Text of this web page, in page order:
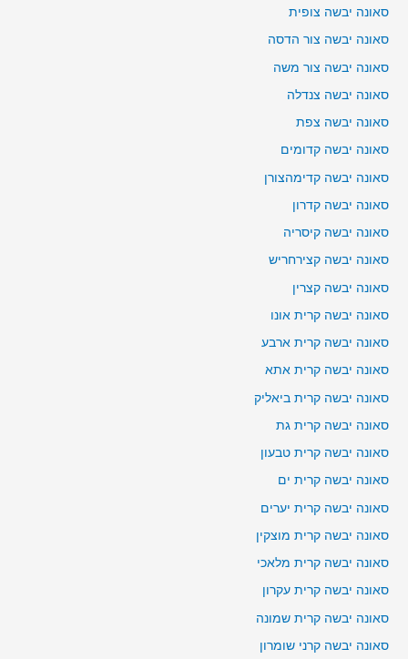
סאונה יבשה צופית
סאונה יבשה צור הדסה
סאונה יבשה צור משה
סאונה יבשה צנדלה
סאונה יבשה צפת
סאונה יבשה קדומים
סאונה יבשה קדימהצורן
סאונה יבשה קדרון
סאונה יבשה קיסריה
סאונה יבשה קצירחריש
סאונה יבשה קצרין
סאונה יבשה קרית אונו
סאונה יבשה קרית ארבע
סאונה יבשה קרית אתא
סאונה יבשה קרית ביאליק
סאונה יבשה קרית גת
סאונה יבשה קרית טבעון
סאונה יבשה קרית ים
סאונה יבשה קרית יערים
סאונה יבשה קרית מוצקין
סאונה יבשה קרית מלאכי
סאונה יבשה קרית עקרון
סאונה יבשה קרית שמונה
סאונה יבשה קרני שומרון